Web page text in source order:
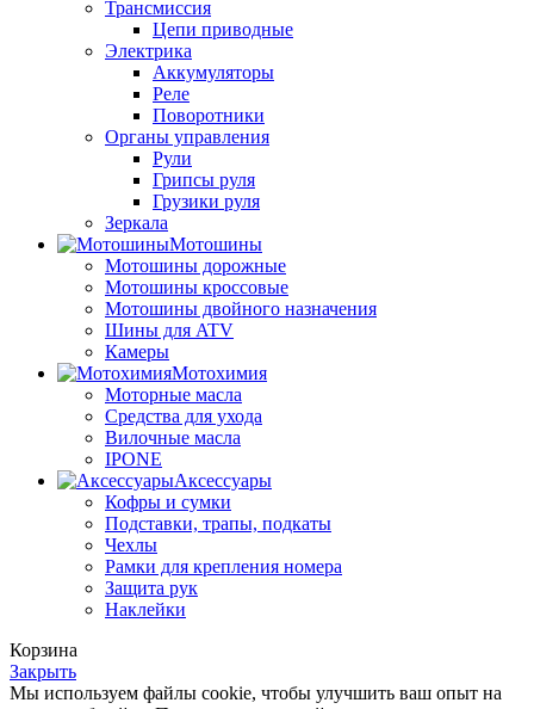
Трансмиссия
Цепи приводные
Электрика
Аккумуляторы
Реле
Поворотники
Органы управления
Рули
Грипсы руля
Грузики руля
Зеркала
Мотошины
Мотошины дорожные
Мотошины кроссовые
Мотошины двойного назначения
Шины для ATV
Камеры
Мотохимия
Моторные масла
Средства для ухода
Вилочные масла
IPONE
Аксессуары
Кофры и сумки
Подставки, трапы, подкаты
Чехлы
Рамки для крепления номера
Защита рук
Наклейки
Корзина
Закрыть
Мы используем файлы cookie, чтобы улучшить ваш опыт на